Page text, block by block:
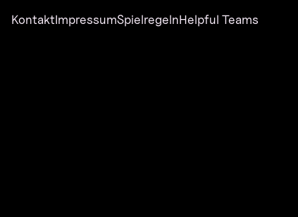
KontaktImpressumSpielregelnHelpful Teams